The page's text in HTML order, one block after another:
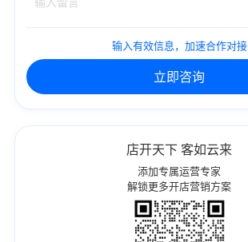
输入有效信息，加速合作对接
立即咨询
店开天下 客如云来
添加专属运营专家
解锁更多开店营销方案